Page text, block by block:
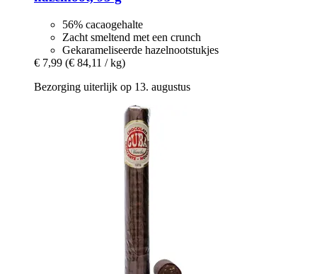
56% cacaogehalte
Zacht smeltend met een crunch
Gekarameliseerde hazelnootstukjes
€ 7,99 (€ 84,11 / kg)
Bezorging uiterlijk op 13. augustus